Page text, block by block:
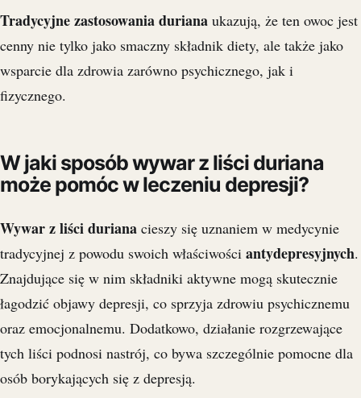
Tradycyjne zastosowania duriana ukazują, że ten owoc jest
cenny nie tylko jako smaczny składnik diety, ale także jako
wsparcie dla zdrowia zarówno psychicznego, jak i
fizycznego.
W jaki sposób wywar z liści duriana
może pomóc w leczeniu depresji?
Wywar z liści duriana cieszy się uznaniem w medycynie
tradycyjnej z powodu swoich właściwości antydepresyjnych.
Znajdujące się w nim składniki aktywne mogą skutecznie
łagodzić objawy depresji, co sprzyja zdrowiu psychicznemu
oraz emocjonalnemu. Dodatkowo, działanie rozgrzewające
tych liści podnosi nastrój, co bywa szczególnie pomocne dla
osób borykających się z depresją.